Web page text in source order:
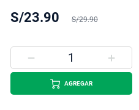
S/23.90 S/29.90
AGREGAR